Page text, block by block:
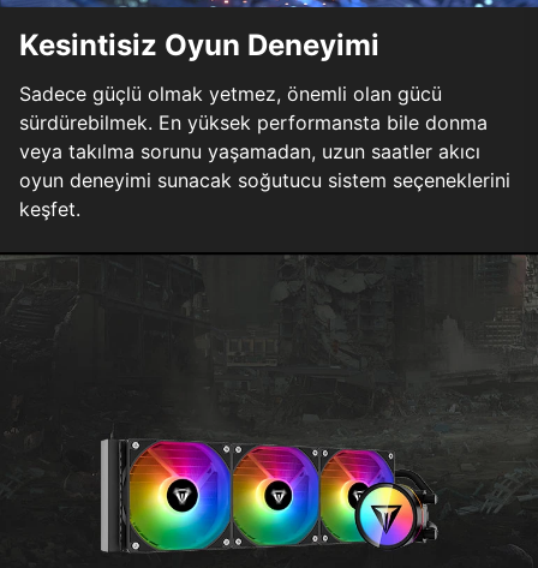
Kesintisiz Oyun Deneyimi
Sadece güçlü olmak yetmez, önemli olan gücü
sürdürebilmek. En yüksek performansta bile donma
veya takılma sorunu yaşamadan, uzun saatler akıcı
oyun deneyimi sunacak soğutucu sistem seçeneklerini
keşfet.